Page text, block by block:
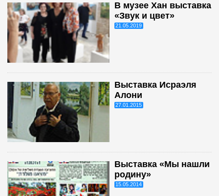
В музее Хан выставка
«Звук и цвет»
21.05.2019
Выставка Исраэля
Алони
27.01.2015
Выставка «Мы нашли
родину»
15.05.2014